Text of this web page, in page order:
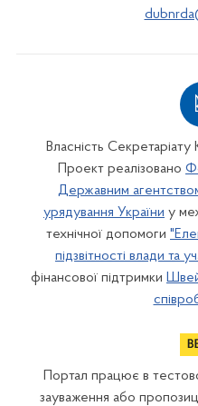
Власність Секретаріату
Проект реалізовано
Державним
урядування України у
технічної допомоги
підзвітності влади та
фінансової підтримки
Портал працює в
зауваження або